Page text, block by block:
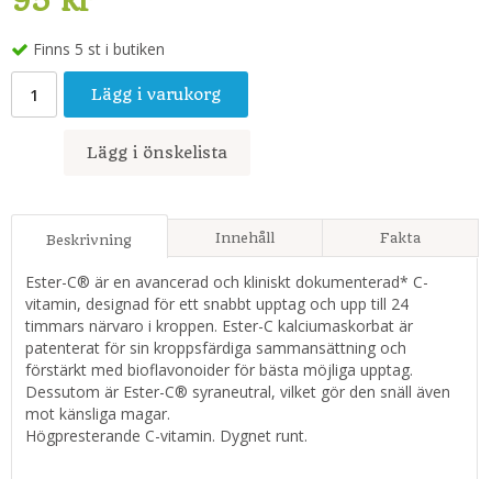
Finns 5 st i butiken
Lägg i varukorg
Lägg i önskelista
Beskrivning Innehåll Fakta
Ester-C® är en avancerad och kliniskt dokumenterad* C-
vitamin, designad för ett snabbt upptag och upp till 24
timmars närvaro i kroppen. Ester-C kalciumaskorbat är
patenterat för sin kroppsfärdiga sammansättning och
förstärkt med bioflavonoider för bästa möjliga upptag.
Dessutom är Ester-C® syraneutral, vilket gör den snäll även
mot känsliga magar.
Högpresterande C-vitamin. Dygnet runt.